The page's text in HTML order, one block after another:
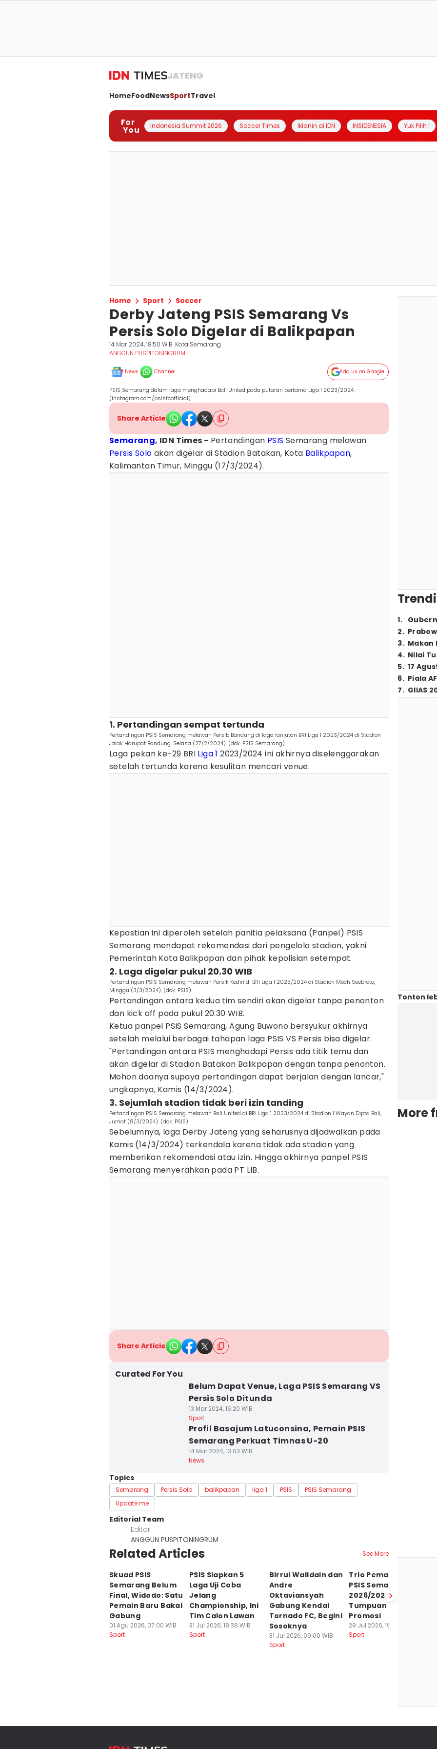
JATENG
HomeFoodNewsSportTravel
For
You Indonesia Summit 2026 Soccer Times Iklanin di IDN INSIDENESIA Yuk Pilih !
Home Sport Soccer
Derby Jateng PSIS Semarang Vs
Persis Solo Digelar di Balikpapan
14 Mar 2024, 18:50 WIB Kota Semarang
ANGGUN PUSPITONINGRUM
News Channel Add Us on Google
PSIS Semarang dalam laga menghadapi Bali United pada putaran pertama Liga 1 2023/2024.
(instagram.com/psisfcofficial)
Share Article
Semarang, IDN Times - Pertandingan PSIS Semarang melawan
Persis Solo akan digelar di Stadion Batakan, Kota Balikpapan,
Kalimantan Timur, Minggu (17/3/2024).
1. Pertandingan sempat tertunda
Pertandingan PSIS Semarang melawan Persib Bandung di laga lanjutan BRI Liga 1 2023/2024 di Stadion
Jalak Harupat Bandung, Selasa (27/2/2024). (dok. PSIS Semarang)
Laga pekan ke-29 BRI Liga 1 2023/2024 ini akhirnya diselenggarakan
setelah tertunda karena kesulitan mencari venue.
Kepastian ini diperoleh setelah panitia pelaksana (Panpel) PSIS
Semarang mendapat rekomendasi dari pengelola stadion, yakni
Pemerintah Kota Balikpapan dan pihak kepolisian setempat.
2. Laga digelar pukul 20.30 WIB
Pertandingan PSIS Semarang melawan Persik Kediri di BRI Liga 1 2023/2024 di Stadion Moch Soebroto,
Minggu (3/3/2024). (dok. PSIS)
Pertandingan antara kedua tim sendiri akan digelar tanpa penonton
dan kick off pada pukul 20.30 WIB.
Ketua panpel PSIS Semarang, Agung Buwono bersyukur akhirnya
setelah melalui berbagai tahapan laga PSIS VS Persis bisa digelar.
"Pertandingan antara PSIS menghadapi Persis ada titik temu dan
akan digelar di Stadion Batakan Balikpapan dengan tanpa penonton.
Mohon doanya supaya pertandingan dapat berjalan dengan lancar,"
ungkapnya, Kamis (14/3/2024).
3. Sejumlah stadion tidak beri izin tanding
Pertandingan PSIS Semarang melawan Bali United di BRI Liga 1 2023/2024 di Stadion I Wayan Dipta Bali,
Jumat (8/3/2024). (dok. PSIS)
Sebelumnya, laga Derby Jateng yang seharusnya dijadwalkan pada
Kamis (14/3/2024) terkendala karena tidak ada stadion yang
memberikan rekomendasi atau izin. Hingga akhirnya panpel PSIS
Semarang menyerahkan pada PT LIB.
Share Article
Curated For You
Belum Dapat Venue, Laga PSIS Semarang VS
Persis Solo Ditunda
13 Mar 2024, 16:20 WIB
Sport
Profil Basajum Latuconsina, Pemain PSIS
Semarang Perkuat Timnas U-20
14 Mar 2024, 13:03 WIB
News
Topics
Semarang Persis Solo balikpapan liga 1 PSIS
PSIS Semarang
Update me
Editorial Team
Editor
ANGGUN PUSPITONINGRUM
Related Articles See More
Skuad PSIS
Semarang Belum
Final, Widodo: Satu
Pemain Baru Bakal
Gabung
01 Agu 2026, 07:00 WIB
Sport
PSIS Siapkan 5
Laga Uji Coba
Jelang
Championship, Ini
Tim Calon Lawan
31 Jul 2026, 18:38 WIB
Sport
Birrul Walidain dan
Andre
Oktaviansyah
Gabung Kendal
Tornado FC, Begini
Sosoknya
31 Jul 2026, 09:00 WIB
Sport
Trio Pemain Asing
PSIS Semarang
2026/2027, Jadi
Tumpuan Kejar
Promosi
29 Jul 2026, 19:42 WIB
Sport
1.
2.
3. Makan
4. Nilai
5. 17
6. Piala
7. GIIAS
Tonton
More